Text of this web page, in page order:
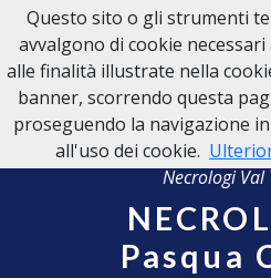
NECROLOGI VAL TROMPIA
Necrologi Val
Pasqua
Questo sito o gli strumenti
avvalgono di cookie
alle finalità illustrate nella
banner, scorrendo questa
proseguendo la navigazione
all'uso dei cookie.